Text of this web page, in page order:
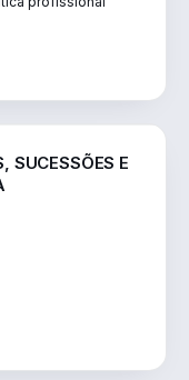
SUCESSÕES E